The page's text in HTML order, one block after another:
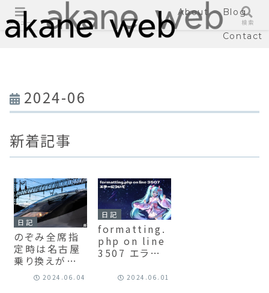
About Blog
Contact
2024-06
新着記事
日記
のぞみ全席指
定時は名古屋
乗り換えがベ
ターという話
（下り）
2024.06.04
日記
formatting.
php on line
3507 エラー
対処法2024.06.01
メニュー 検索